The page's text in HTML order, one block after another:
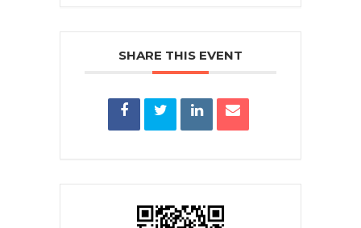
SHARE THIS EVENT